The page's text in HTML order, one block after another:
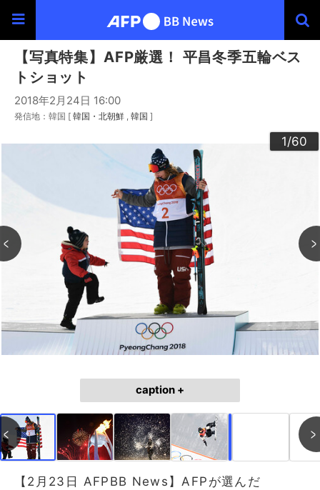
【写真特集】AFP厳選！ 平昌冬季五輪ベス
トショット
2018年2月24日 16:00
発信地：韓国 [ 韓国・北朝鮮 韓国 ]
1/60
2/60
3/60
4/60
5/60
6/60
7/60
8/60
9/60
10/60
11/60
12/60
13/60
14/60
15/60
16/60
17/60
18/60
19/60
20/60
21/60
22/60
23/60
24/60
25/60
26/60
27/60
28/60
29/60
30/60
31/60
32/60
33/60
34/60
35/60
36/60
37/60
38/60
39/60
40/60
41/60
42/60
43/60
44/60
45/60
46/60
47/60
48/60
49/60
50/60
51/60
52/60
53/60
54/60
55/60
56/60
57/60
58/60
59/60
60/60
caption +
成中 画像作成中
【2月23日 AFPBB News】AFPが選んだ